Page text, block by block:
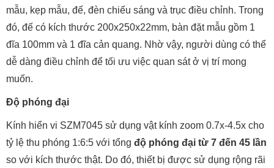
mẫu, kẹp mẫu, đế, đèn chiếu sáng và trục điều chỉnh. Trong
đó, đế có kích thước 200x250x22mm, bàn đặt mẫu gồm 1
đĩa 100mm và 1 đĩa cản quang. Nhờ vậy, người dùng có thể
dễ dàng điều chỉnh để tối ưu việc quan sát ở vị trí mong
muốn.
Độ phóng đại
Kính hiển vi SZM7045 sử dụng vật kính zoom 0.7x-4.5x cho
tỷ lệ thu phóng 1:6:5 với tổng độ phóng đại từ 7 đến 45 lần
so với kích thước thật. Do đó, thiết bị được sử dụng rộng rãi